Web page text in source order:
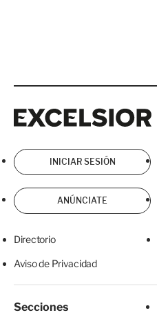
INICIAR SESIÓN
ANÚNCIATE
Directorio
Aviso de Privacidad
Secciones